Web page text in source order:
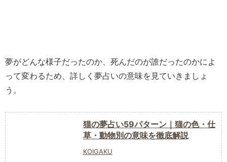
夢がどんな様子だったのか、死んだのが誰だったのかによ
って変わるため、詳しく夢占いの意味を見ていきましょ
う。
猫の夢占い59パターン｜猫の色・仕
草・動物別の意味を徹底解説
KOIGAKU